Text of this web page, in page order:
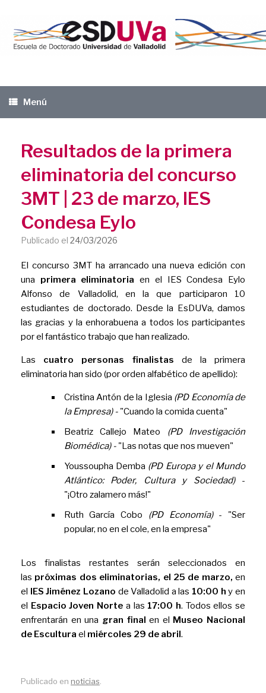
contenido
Menú
Resultados de la primera
eliminatoria del concurso
3MT | 23 de marzo, IES
Condesa Eylo
Publicado el 24/03/2026
El concurso 3MT ha arrancado una nueva edición con
una primera eliminatoria en el IES Condesa Eylo
Alfonso de Valladolid, en la que participaron 10
estudiantes de doctorado. Desde la EsDUVa, damos
las gracias y la enhorabuena a todos los participantes
por el fantástico trabajo que han realizado.
Las cuatro personas finalistas de la primera
eliminatoria han sido (por orden alfabético de apellido):
Cristina Antón de la Iglesia (PD Economía de
la Empresa) - "Cuando la comida cuenta"
Beatriz Callejo Mateo (PD Investigación
Biomédica) - "Las notas que nos mueven"
Youssoupha Demba (PD Europa y el Mundo
Atlántico: Poder, Cultura y Sociedad) -
"¡Otro zalamero más!"
Ruth García Cobo (PD Economía) - "Ser
popular, no en el cole, en la empresa"
Los finalistas restantes serán seleccionados en
las próximas dos eliminatorias, el 25 de marzo, en
el IES Jiménez Lozano de Valladolid a las 10:00 h y en
el Espacio Joven Norte a las 17:00 h. Todos ellos se
enfrentarán en una gran final en el Museo Nacional
de Escultura el miércoles 29 de abril.
Publicado en noticias.